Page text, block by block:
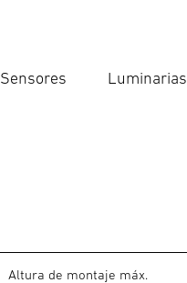
Sensores Luminarias
Altura de montaje máx.